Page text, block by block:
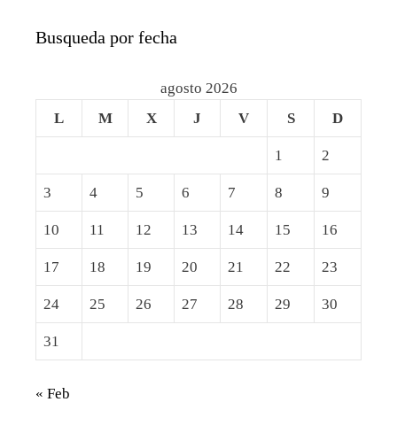
Busqueda por fecha
agosto 2026
L
M X J V S D
1 2
3 4 5 6 7 8 9
10 11 12 13 14 15 16
17 18 19 20 21 22 23
24 25 26 27 28 29 30
31
« Feb